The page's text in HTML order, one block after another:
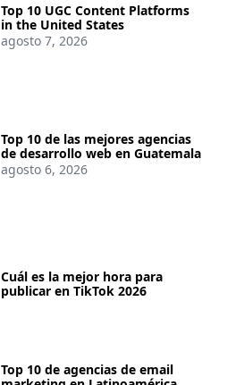
Top 10 UGC Content Platforms
in the United States
agosto 7, 2026
Top 10 de las mejores agencias
de desarrollo web en Guatemala
agosto 6, 2026
Cuál es la mejor hora para
publicar en TikTok 2026
Top 10 de agencias de email